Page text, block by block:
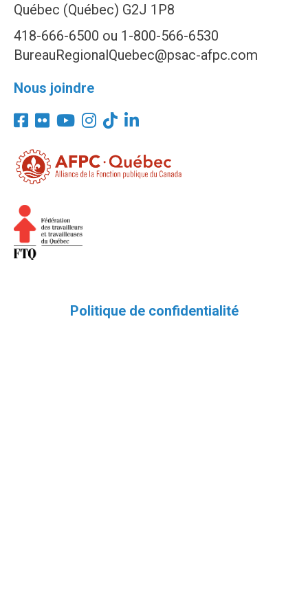
Québec (Québec) G2J 1P8
418-666-6500 ou 1-800-566-6530
BureauRegionalQuebec@psac-afpc.com
Nous joindre
Politique de confidentialité